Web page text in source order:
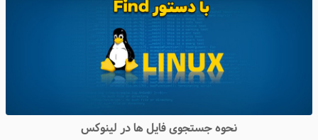
نحوه جستجوی فایل ها در لینوکس